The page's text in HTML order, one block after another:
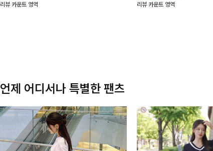
리뷰 카운트 영역 리뷰 카운트 영역
언제 어디서나 특별한 팬츠